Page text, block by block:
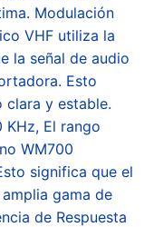
Modulación
VHF utiliza la
la señal de audio
Esto
clara y estable.
El rango
WM700
significa que el
gama de
de Respuesta